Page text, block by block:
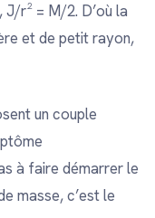
r² = M/2. D’où la
et de petit rayon,
un couple
à faire démarrer le
masse, c’est le